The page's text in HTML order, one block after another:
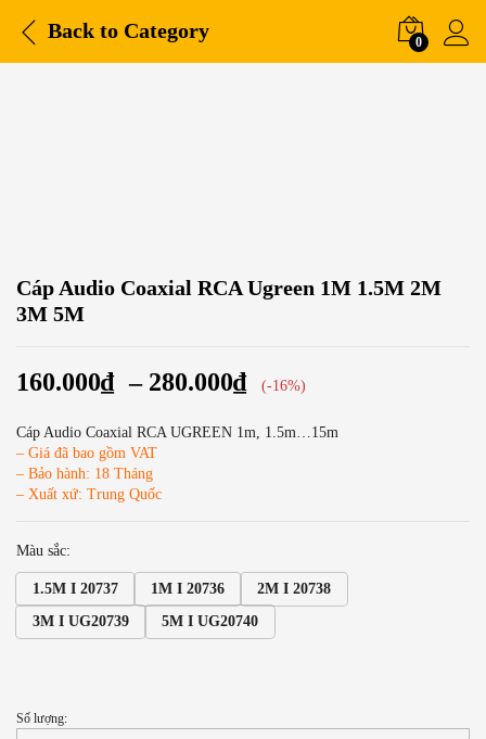
Back to Category 0
Cáp Audio Coaxial RCA Ugreen 1M 1.5M 2M
3M 5M
160.000₫ – 280.000₫ (-16%)
Cáp Audio Coaxial RCA UGREEN 1m, 1.5m…15m
– Giá đã bao gồm VAT
– Bảo hành: 18 Tháng
– Xuất xứ: Trung Quốc
Màu sắc:
1.5M I 20737 1M I 20736
2M I 20738
3M I UG20739
5M I UG20740
Cáp
Số lượng: